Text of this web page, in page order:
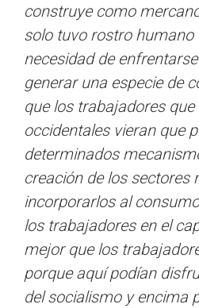
construye como
solo tuvo rostro humano
necesidad de
generar una especie de
que los trabajadores
occidentales vieran que
determinados
creación de los sectores
incorporarlos al
los trabajadores en el
mejor que los
porque aquí podían
del socialismo y encima